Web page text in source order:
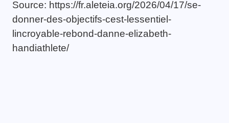
Source: https://fr.aleteia.org/2026/04/17/se-
donner-des-objectifs-cest-lessentiel-
lincroyable-rebond-danne-elizabeth-
handiathlete/